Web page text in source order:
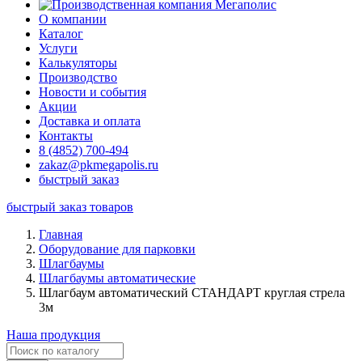
О компании
Каталог
Услуги
Калькуляторы
Производство
Новости и события
Акции
Доставка и оплата
Контакты
8 (4852) 700-494
zakaz@pkmegapolis.ru
быстрый заказ
быстрый заказ товаров
Главная
Оборудование для парковки
Шлагбаумы
Шлагбаумы автоматические
Шлагбаум автоматический СТАНДАРТ круглая стрела
3м
Наша продукция